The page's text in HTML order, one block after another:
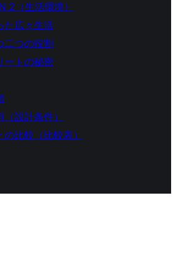
2（生活環境）
た広々生活
二つの役割
ートの秘密
設計条件）
の比較（比較表）